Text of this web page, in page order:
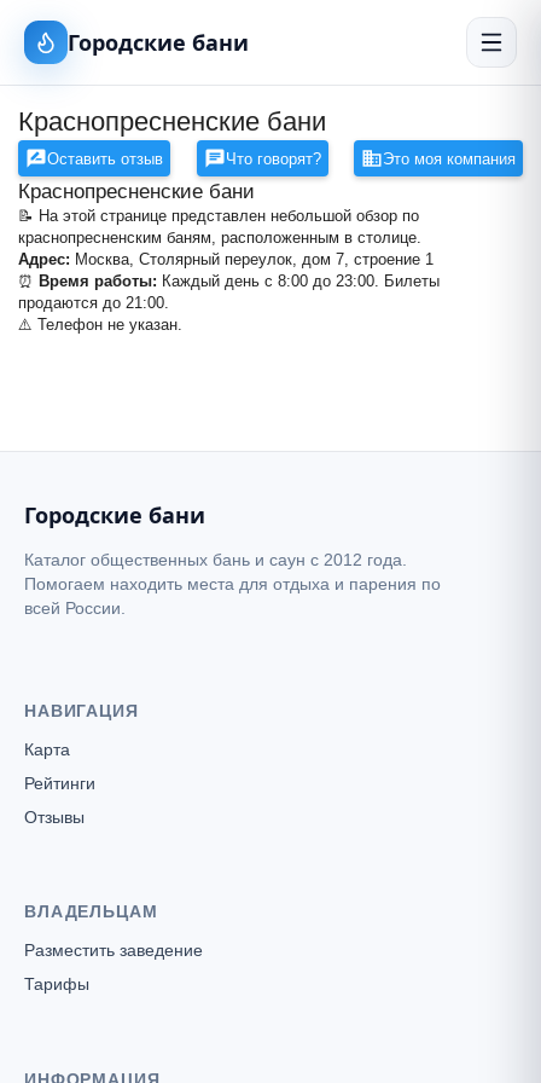
Городские бани
Краснопресненские бани
Оставить отзыв Что говорят? Это моя компания
Краснопресненские бани
📝 На этой странице представлен небольшой обзор по
краснопресненским баням, расположенным в столице.
Адрес: Москва, Столярный переулок, дом 7, строение 1
⏰ Время работы: Каждый день с 8:00 до 23:00. Билеты
продаются до 21:00.
⚠️ Телефон не указан.
Городские бани
Каталог общественных бань и саун с 2012 года.
Помогаем находить места для отдыха и парения по
всей России.
НАВИГАЦИЯ
Карта
Рейтинги
Отзывы
ВЛАДЕЛЬЦАМ
Разместить заведение
Тарифы